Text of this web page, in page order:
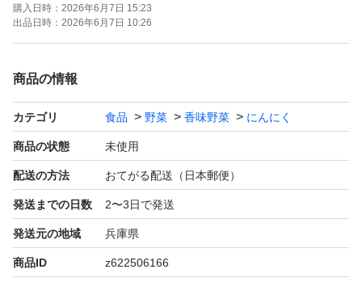
この品種、嘉定種は西日本などの比較的暖かい地域で栽培
焼いても、刻んで薬味としても、色んな料理で活躍しま
す！
この品種で、黒にんにくを作成の方も沢山おられます評判
も良く、とっても美味しく仕上がりますので一度お試しく
ださい♪
購入日時： 2026年6月7日 15:23
出品日時： 2026年6月7日 10:26
商品の情報
カテゴリ 食品 野菜 香味野菜 にんにく
商品の状態 未使用
配送の方法 おてがる配送（日本郵便）
発送までの日数 2〜3日で発送
発送元の地域 兵庫県
商品ID z622506166